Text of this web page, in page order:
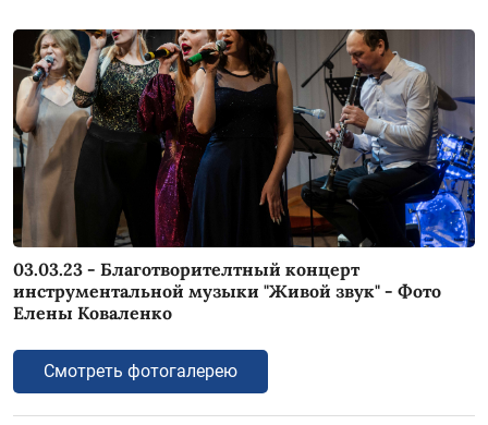
03.03.23 - Благотворителтный концерт
инструментальной музыки "Живой звук" - Фото
Елены Коваленко
Смотреть фотогалерею